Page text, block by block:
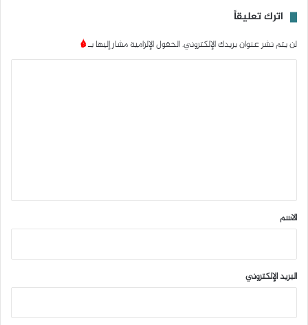
اترك تعليقاً
لن يتم نشر عنوان بريدك الإلكتروني.الحقول الإلزامية مشار إليها بـ*
*
الاسم
البريد الإلكتروني